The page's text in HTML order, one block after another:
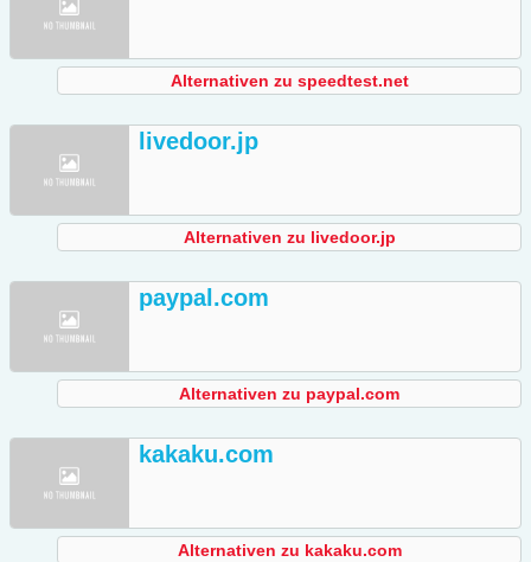
Alternativen zu speedtest.net
livedoor.jp
Alternativen zu livedoor.jp
paypal.com
Alternativen zu paypal.com
kakaku.com
Alternativen zu kakaku.com